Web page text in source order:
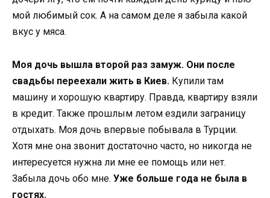
мой любимый сок. А на самом деле я забыла какой
вкус у мяса.
Моя дочь вышла второй раз замуж. Они после
свадьбы переехали жить в Киев. Купили там
машину и хорошую квартиру. Правда, квартиру взяли
в кредит. Также прошлым летом ездили заграницу
отдыхать. Моя дочь впервые побывала в Турции.
Хотя мне она звонит достаточно часто, но никогда не
интересуется нужна ли мне ее помощь или нет.
Забыла дочь обо мне. Уже больше года не была в
гостях.